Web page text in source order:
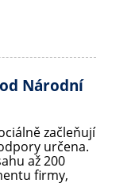
Národní
začleňují
určena.
až 200
firmy,